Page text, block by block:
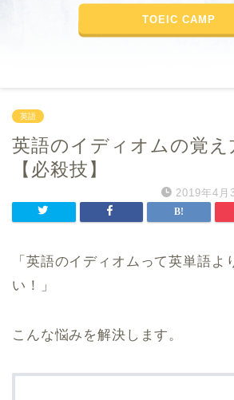
TOEIC CAMP
英語
英語のイディオムの覚え
【必殺技】
2019年4月
「英語のイディオムって英単語よ
い！」
こんな悩みを解決します。